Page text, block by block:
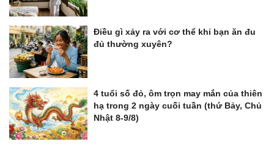
Điều gì xảy ra với cơ thể khi bạn ăn đu
đủ thường xuyên?
4 tuổi số đỏ, ôm trọn may mắn của thiên
hạ trong 2 ngày cuối tuần (thứ Bảy, Chủ
Nhật 8-9/8)